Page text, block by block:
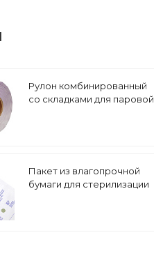
Рулон комбинированный
со складками для паровой
Пакет из влагопрочной
бумаги для стерилизации